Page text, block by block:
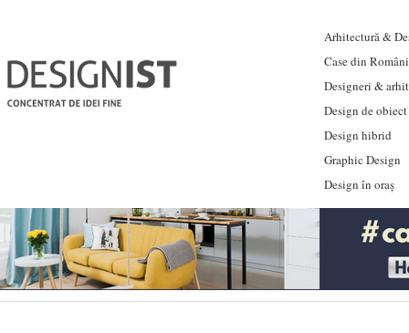
Arhitectură &
Case din
Designeri &
Design de obiect
Design hibrid
Graphic Design
Design în oraș